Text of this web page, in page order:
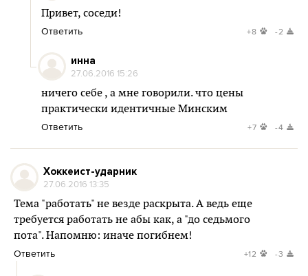
Привет, соседи!
Ответить +8 -2
инна
27.06.2016 15:26
ничего себе , а мне говорили. что цены
практически идентичные Минским
Ответить +7 -4
Хоккеист-ударник
27.06.2016 13:35
Тема "работать" не везде раскрыта. А ведь еще
требуется работать не абы как, а "до седьмого
пота". Напомню: иначе погибнем!
Ответить +12 -3